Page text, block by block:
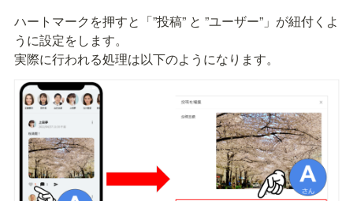
ハートマークを押すと「”投稿” と ”ユーザー”」が紐付くよ
うに設定をします。
実際に行われる処理は以下のようになります。